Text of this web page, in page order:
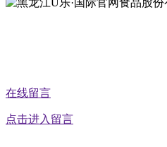
在线留言
点击进入留言